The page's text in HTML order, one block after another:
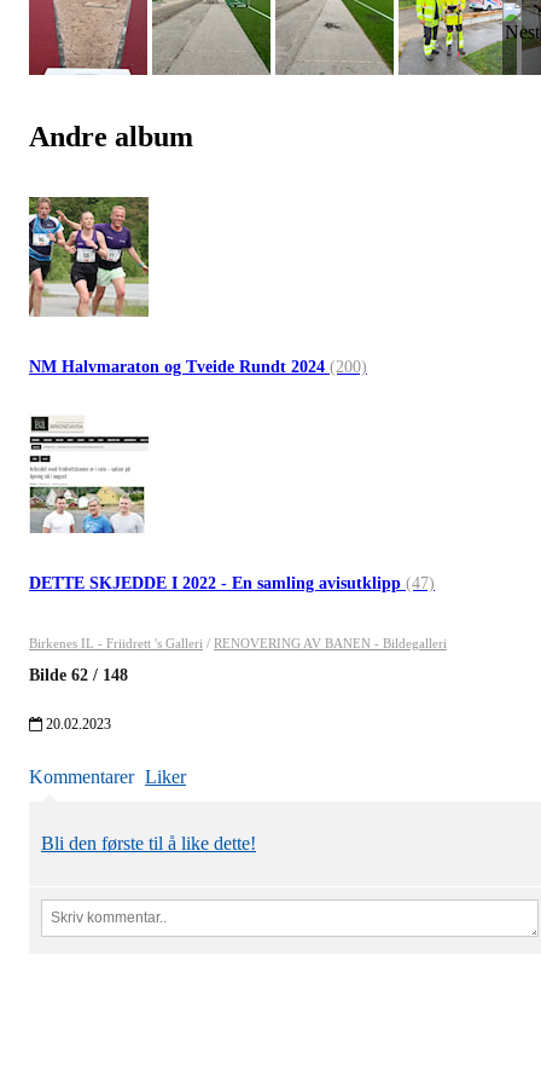
Andre album
NM Halvmaraton og Tveide Rundt 2024 (200)
DETTE SKJEDDE I 2022 - En samling avisutklipp (47)
Birkenes IL - Friidrett 's Galleri / RENOVERING AV BANEN - Bildegalleri
Bilde 62 / 148
20.02.2023
Kommentarer Liker
Bli den første til å like dette!